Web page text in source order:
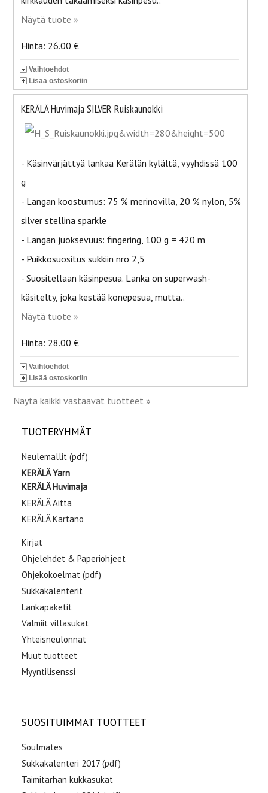
Näytä tuote »
Hinta: 26.00 €
Vaihtoehdot
Lisää ostoskoriin
KERÄLÄ Huvimaja SILVER Ruiskaunokki
- Käsinvärjättyä lankaa Kerälän kylältä, vyyhdissä 100
g
- Langan koostumus: 75 % merinovilla, 20 % nylon, 5%
silver stellina sparkle
- Langan juoksevuus: fingering, 100 g = 420 m
- Puikkosuositus sukkiin nro 2,5
- Suositellaan käsinpesua. Lanka on superwash-
käsitelty, joka kestää konepesua, mutta..
Näytä tuote »
Hinta: 28.00 €
Vaihtoehdot
Lisää ostoskoriin
Näytä kaikki vastaavat tuotteet »
TUOTERYHMÄT
Neulemallit (pdf)
KERÄLÄ Yarn
KERÄLÄ Huvimaja
KERÄLÄ Aitta
KERÄLÄ Kartano
Kirjat
Ohjelehdet & Paperiohjeet
Ohjekokoelmat (pdf)
Sukkakalenterit
Lankapaketit
Valmiit villasukat
Yhteisneulonnat
Muut tuotteet
Myyntilisenssi
SUOSITUIMMAT TUOTTEET
Soulmates
Sukkakalenteri 2017 (pdf)
Taimitarhan kukkasukat